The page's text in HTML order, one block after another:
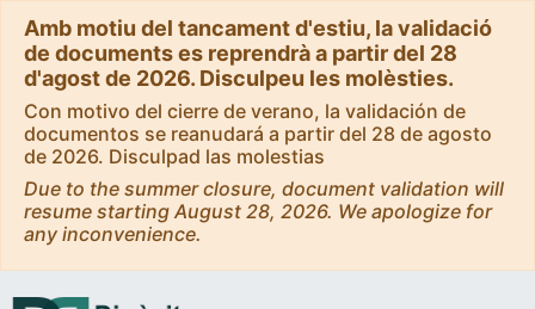
Amb motiu del tancament d'estiu, la validació
de documents es reprendrà a partir del 28
d'agost de 2026. Disculpeu les molèsties.
Con motivo del cierre de verano, la validación de
documentos se reanudará a partir del 28 de agosto
de 2026. Disculpad las molestias
Due to the summer closure, document validation will
resume starting August 28, 2026. We apologize for
any inconvenience.